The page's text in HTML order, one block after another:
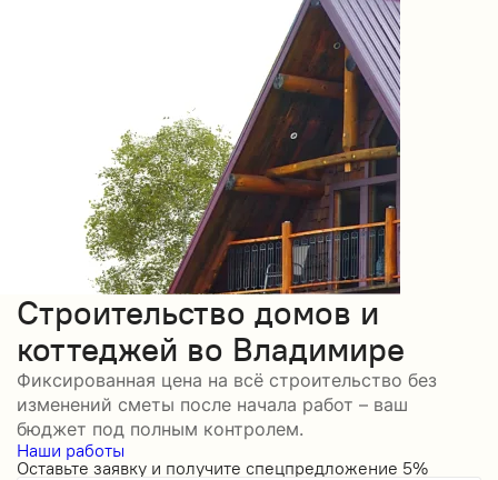
Строительство домов и
коттеджей во Владимире
Фиксированная цена на всё строительство без
изменений сметы после начала работ – ваш
бюджет под полным контролем.
Наши работы
Оставьте заявку и получите спецпредложение 5%